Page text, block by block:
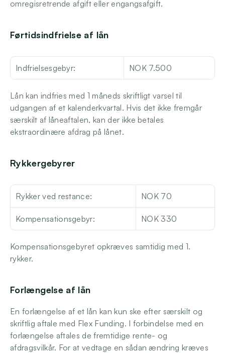
omregisretrende afgift eller engangsafgift.
Førtidsindfrielse af lån
Indfrielsesgebyr: NOK 7.500
Lån kan indfries med 1 måneds skriftligt varsel til
udgangen af et kalenderkvartal. Hvis det ikke fremgår
særskilt af låneaftalen, kan der ikke betales
ekstraordinære afdrag på lånet.
Rykkergebyrer
Rykker ved restance: NOK 70
Kompensationsgebyr: NOK 330
Kompensationsgebyret opkræves samtidig med 1.
rykker.
Forlængelse af lån
En forlængelse af et lån kan kun ske efter særskilt og
skriftlig aftale med Flex Funding. I forbindelse med en
forlængelse aftales de fremtidige rente- og
afdragsvilkår. For at vedtage en sådan ændring kræves